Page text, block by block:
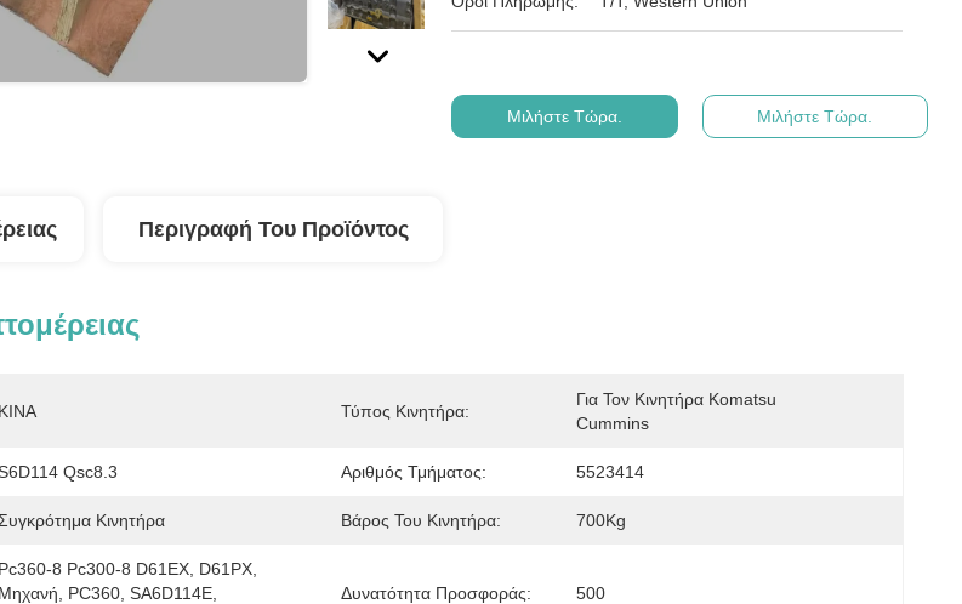
Μιλήστε Τώρα. Μιλήστε Τώρα.
Περιγραφή Του Προϊόντος
ΚΙΝΑ Τύπος Κινητήρα:
Για Τον Κινητήρα Komatsu
Cummins
Qsc8.3 Αριθμός Τμήματος: 5523414
Κινητήρα Βάρος Του Κινητήρα: 700Kg
Pc360-8 Pc300-8 D61EX, D61PX,
Μηχανή, PC360, SA6D114E,
Δυνατότητα Προσφοράς: 500